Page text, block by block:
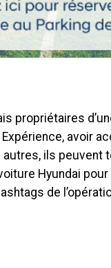
propriétaires
avoir
autres, ils peuvent
Hyundai
de